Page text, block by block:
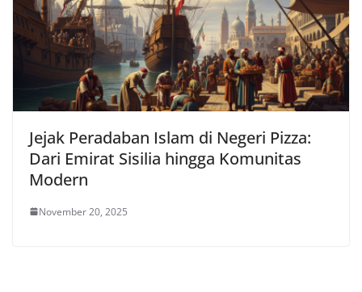
Jejak Peradaban Islam di Negeri Pizza:
Dari Emirat Sisilia hingga Komunitas
Modern
November 20, 2025